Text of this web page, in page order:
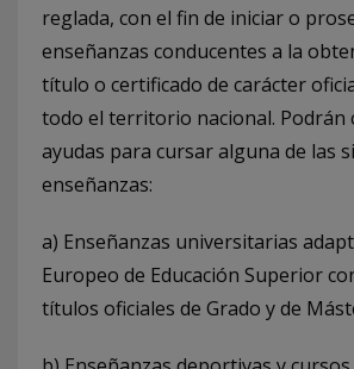
reglada, con el fin de iniciar o
enseñanzas conducentes a la
título o certificado de carácter
todo el territorio nacional. Podrán
ayudas para cursar alguna de las
enseñanzas:
a) Enseñanzas universitarias
Europeo de Educación Superior
títulos oficiales de Grado y de